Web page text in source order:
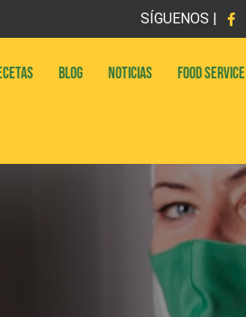
SÍGUENOS |
BLOG NOTICIAS FOOD SERVICE